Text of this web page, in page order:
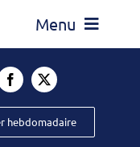
Menu
hebdomadaire